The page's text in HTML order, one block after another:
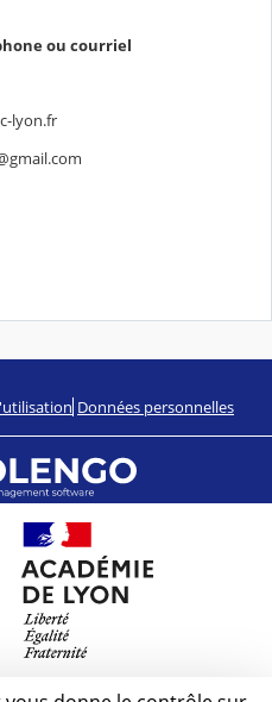
ou courriel
lyon.fr
Données personnelles